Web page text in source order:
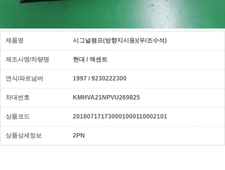
제품명 시그널램프(방향지시등)(우/조수석)
제조사명/차량명 현대 / 엑센트
연식/파트넘버 1997 / 9230222300
차대번호 KMHVA21NPVU269825
상품코드 201807171730001000110002101
상품상세정보 2PN